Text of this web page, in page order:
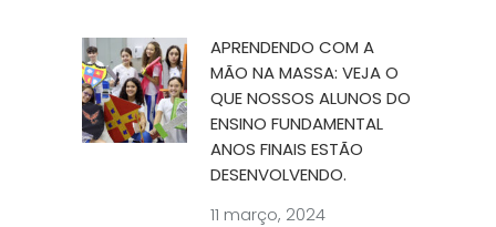
APRENDENDO COM A
MÃO NA MASSA: VEJA O
QUE NOSSOS ALUNOS DO
ENSINO FUNDAMENTAL
ANOS FINAIS ESTÃO
DESENVOLVENDO.
11 março, 2024